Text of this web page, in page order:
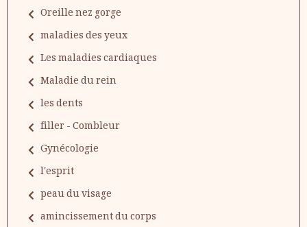
Oreille nez gorge
maladies des yeux
Les maladies cardiaques
Maladie du rein
les dents
filler - Combleur
Gynécologie
l'esprit
peau du visage
amincissement du corps